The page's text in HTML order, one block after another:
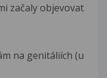
začaly objevovat
na genitáliích (u